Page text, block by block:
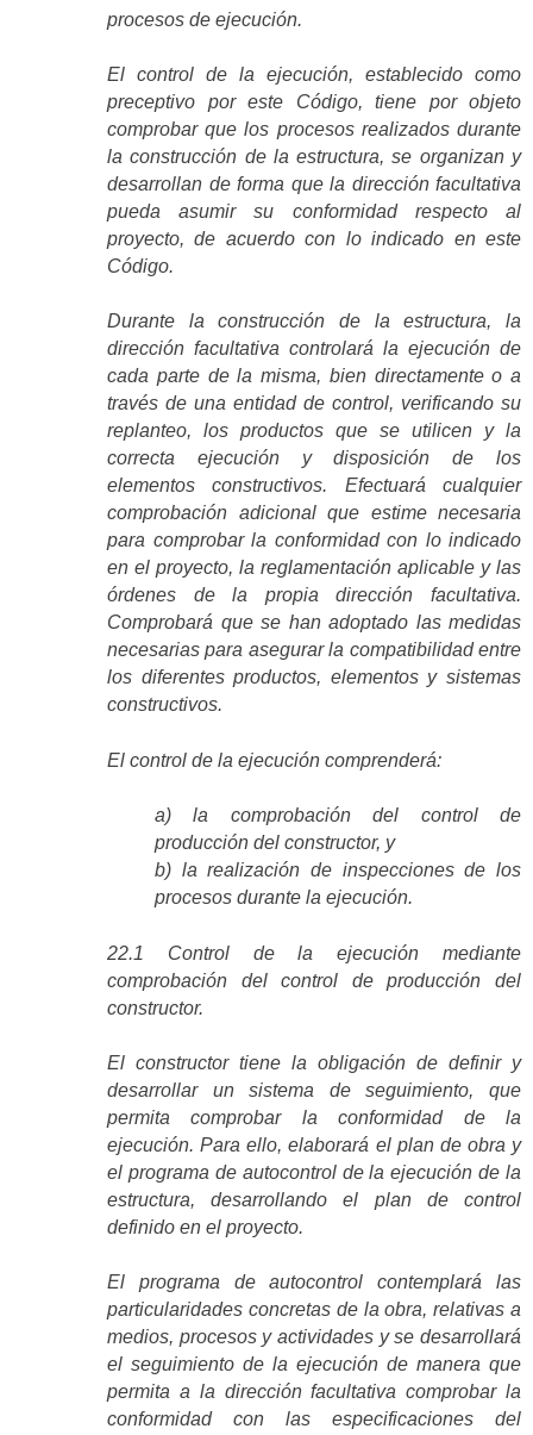
procesos de ejecución.
El control de la ejecución, establecido como
preceptivo por este Código, tiene por objeto
comprobar que los procesos realizados durante
la construcción de la estructura, se organizan y
desarrollan de forma que la dirección facultativa
pueda asumir su conformidad respecto al
proyecto, de acuerdo con lo indicado en este
Código.
Durante la construcción de la estructura, la
dirección facultativa controlará la ejecución de
cada parte de la misma, bien directamente o a
través de una entidad de control, verificando su
replanteo, los productos que se utilicen y la
correcta ejecución y disposición de los
elementos constructivos. Efectuará cualquier
comprobación adicional que estime necesaria
para comprobar la conformidad con lo indicado
en el proyecto, la reglamentación aplicable y las
órdenes de la propia dirección facultativa.
Comprobará que se han adoptado las medidas
necesarias para asegurar la compatibilidad entre
los diferentes productos, elementos y sistemas
constructivos.
El control de la ejecución comprenderá:
a) la comprobación del control de
producción del constructor, y
b) la realización de inspecciones de los
procesos durante la ejecución.
22.1 Control de la ejecución mediante
comprobación del control de producción del
constructor.
El constructor tiene la obligación de definir y
desarrollar un sistema de seguimiento, que
permita comprobar la conformidad de la
ejecución. Para ello, elaborará el plan de obra y
el programa de autocontrol de la ejecución de la
estructura, desarrollando el plan de control
definido en el proyecto.
El programa de autocontrol contemplará las
particularidades concretas de la obra, relativas a
medios, procesos y actividades y se desarrollará
el seguimiento de la ejecución de manera que
permita a la dirección facultativa comprobar la
conformidad con las especificaciones del